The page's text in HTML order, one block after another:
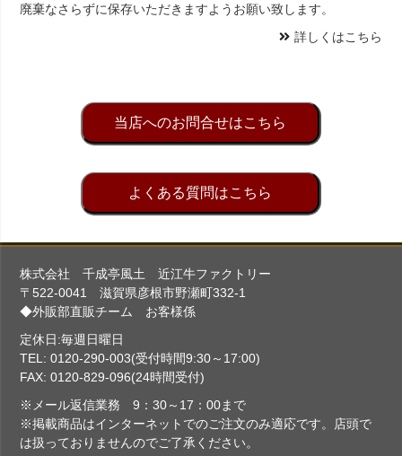
廃棄なさらずに保存いただきますようお願い致します。
詳しくはこちら
当店へのお問合せはこちら
よくある質問はこちら
株式会社 千成亭風土 近江牛ファクトリー
〒522-0041 滋賀県彦根市野瀬町332-1
◆外販部直販チーム お客様係
定休日:毎週日曜日
TEL: 0120-290-003(受付時間9:30～17:00)
FAX: 0120-829-096(24時間受付)
※メール返信業務 9：30～17：00まで
※掲載商品はインターネットでのご注文のみ適応です。店頭で
は扱っておりませんのでご了承ください。